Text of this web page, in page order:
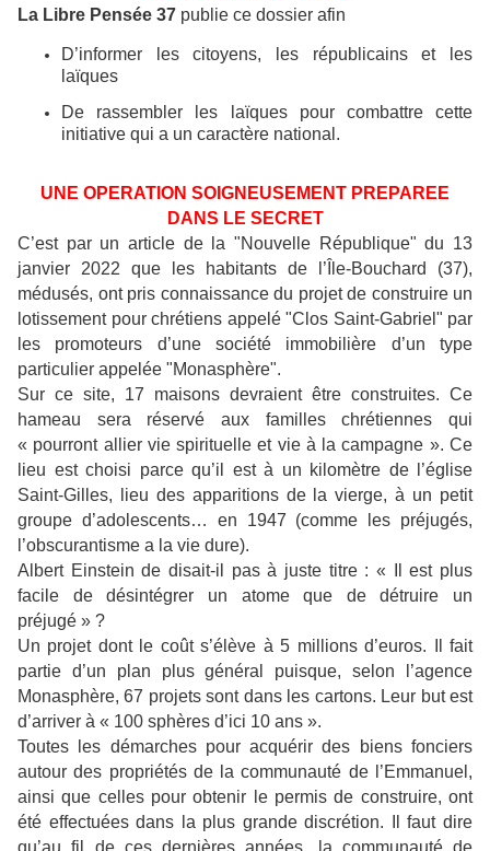
La Libre Pensée 37 publie ce dossier afin
D’informer les citoyens, les républicains et les
laïques
De rassembler les laïques pour combattre cette
initiative qui a un caractère national.
UNE OPERATION SOIGNEUSEMENT PREPAREE
DANS LE SECRET
C’est par un article de la "Nouvelle République" du 13
janvier 2022 que les habitants de l’Île-Bouchard (37),
médusés, ont pris connaissance du projet de construire un
lotissement pour chrétiens appelé "Clos Saint-Gabriel" par
les promoteurs d’une société immobilière d’un type
particulier appelée "Monasphère".
Sur ce site, 17 maisons devraient être construites. Ce
hameau sera réservé aux familles chrétiennes qui
« pourront allier vie spirituelle et vie à la campagne ». Ce
lieu est choisi parce qu’il est à un kilomètre de l’église
Saint-Gilles, lieu des apparitions de la vierge, à un petit
groupe d’adolescents… en 1947 (comme les préjugés,
l’obscurantisme a la vie dure).
Albert Einstein de disait-il pas à juste titre : « Il est plus
facile de désintégrer un atome que de détruire un
préjugé » ?
Un projet dont le coût s’élève à 5 millions d’euros. Il fait
partie d’un plan plus général puisque, selon l’agence
Monasphère, 67 projets sont dans les cartons. Leur but est
d’arriver à « 100 sphères d’ici 10 ans ».
Toutes les démarches pour acquérir des biens fonciers
autour des propriétés de la communauté de l’Emmanuel,
ainsi que celles pour obtenir le permis de construire, ont
été effectuées dans la plus grande discrétion. Il faut dire
qu’au fil de ces dernières années, la communauté de